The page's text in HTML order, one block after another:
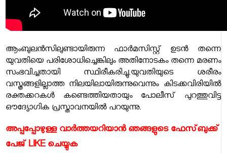
ആംബുലന്‍സിലുണ്ടായിരുന്ന ഫാര്‍മസിസ്റ്റ് ഉടന്‍ തന്നെ
യുവതിയെ പരിശോധിച്ചെങ്കിലും അതിനോടകം തന്നെ മരണം
സംഭവിച്ചതായി സ്ഥിരീകരിച്ചു.യുവതിയുടെ ശരീരം
വസ്ത്രങ്ങളില്ലാത്ത നിലയിലായിരുന്നുവെന്നും കിടക്കവിരിയില്‍
രക്തക്കറകള്‍ കണ്ടെത്തിയതായും പോലീസ് പുറത്തുവിട്ട
ഔദ്യോഗിക പ്രസ്താവനയില്‍ പറയുന്നു.
അപ്പപ്പോഴുള്ള വാര്‍ത്തയറിയാന്‍ ഞങ്ങളുടെ ഫേസ്‌ബുക്ക്‌
പേജ് LIKE ചെയ്യുക